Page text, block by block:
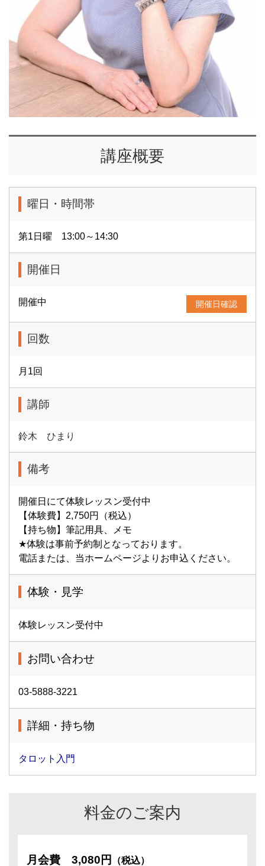
講座概要
曜日・時間帯
第1日曜 13:00～14:30
開催日
開催中 開催日確認
回数
月1回
講師
鈴木 ひまり
備考
開催日にて体験レッスン受付中
【体験費】2,750円（税込）
【持ち物】筆記用具、メモ
★体験は事前予約制となっております。
電話または、当ホームページよりお申込ください。
体験・見学
体験レッスン受付中
お問い合わせ
03-5888-3221
詳細・持ち物
タロット入門
料金のご案内
月会費 3,080円 （税込）